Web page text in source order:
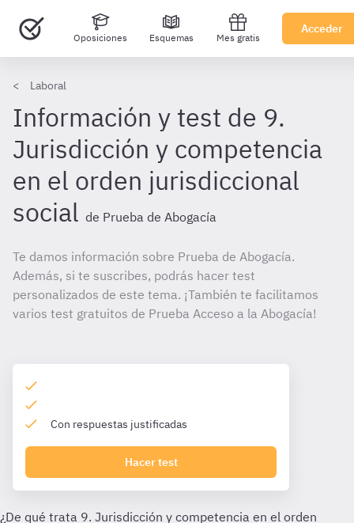
Oposiciones Esquemas Mes gratis
Acceder
Laboral
Información y test de 9.
Jurisdicción y competencia
en el orden jurisdiccional
social de Prueba de Abogacía
Te damos información sobre Prueba de Abogacía.
Además, si te suscribes, podrás hacer test
personalizados de este tema. ¡También te facilitamos
varios test gratuitos de Prueba Acceso a la Abogacía!
Con respuestas justificadas
Hacer test